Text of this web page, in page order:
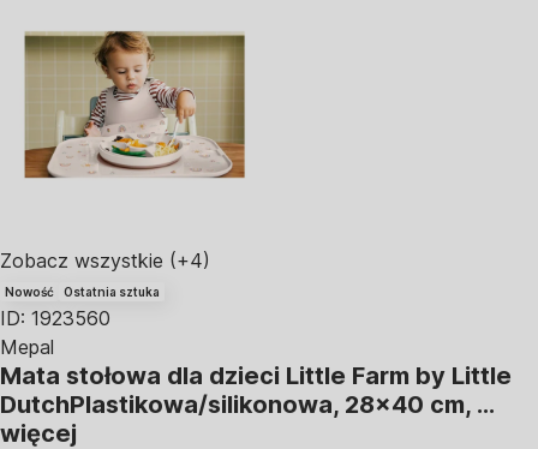
Zobacz wszystkie (+4)
Nowość Ostatnia sztuka
ID: 1923560
Mepal
Mata stołowa dla dzieci Little Farm by Little
DutchPlastikowa/silikonowa, 28x40 cm, …
więcej